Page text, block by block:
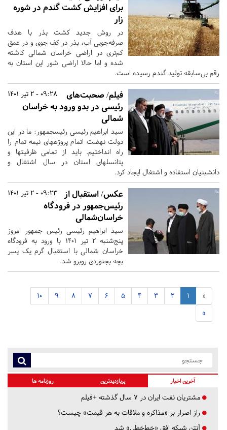
برای افزایش کشت گندم در شوره
زار
در روش جدید کشت بذر با هدف
صرفه‌جویی آب، بذر در کف جوی و در عمق
کم‌تری در اراضی خراسان شمالی کاشته
شده و اما حالا اراضی شور این استان به
رقم بی‌سابقه تولید گندم رسیده است.
09:28 - 2 تیر 1401
فیلم/ صحبت‌های
رئیسی در بدو ورود به خراسان
شمالی
سید ابراهیم رئیسی رئیس‎جمهور: ما در این
دولت نهضت اتمام پروژه‎های نیمه تمام را
راه انداختیم. باید از تمامی ظرفیت‎ها و
پتانسل‎های استان در سال اشتغال و
دانش‎بنیان استفاده و اشتغال ایجاد کرد.
09:23 - 2 تیر 1401
عکس/ استقبال از
رئیس‌جمهور در فرودگاه
خراسان‌شمالی
سید ابراهیم رئیسی رئیس جمهور امروز
پنج‌شنبه ۲ تیر ۱۴۰۱ با ورود به فرودگاه
خراسان شمالی با استقبال گرم یک پسر
بچه بجنوردی روبرو شد.
«
1
2
3
4
5
6
7
8
9
10
»
آخرین اخبار پربازدیدترین روزنامه ها
مشتریان نفت ایران در ۷ سال گذشته +فیلم
راز اصرار بر «مذاکره و ملاقات به هر قیمت» چیست؟
آنتن شبکه افق «خط‌خطی» شد